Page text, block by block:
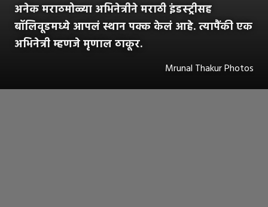
अनेक मराठमोळ्या अभिनेत्रीने मराठी इंडस्ट्रीसह
बॉलिवूडमध्ये आपलं स्थान पक्क केलं आहे. त्यापैंकी एक
अभिनेत्री म्हणजे मृणाल ठाकूर.
Mrunal Thakur Photos